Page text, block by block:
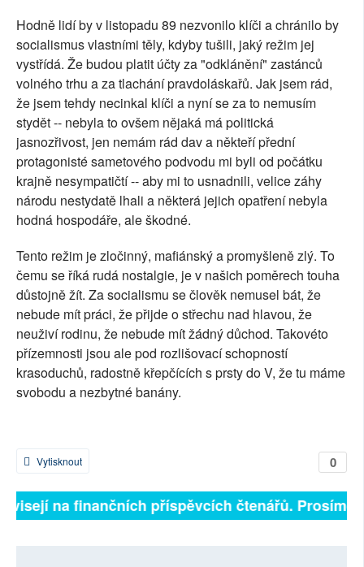
Hodně lidí by v listopadu 89 nezvonilo klíči a chránilo by
socialismus vlastními těly, kdyby tušili, jaký režim jej
vystřídá. Že budou platit účty za "odklánění" zastánců
volného trhu a za tlachání pravdoláskařů. Jak jsem rád,
že jsem tehdy necinkal klíči a nyní se za to nemusím
stydět -- nebyla to ovšem nějaká má politická
jasnozřivost, jen nemám rád dav a někteří přední
protagonisté sametového podvodu mi byli od počátku
krajně nesympatičtí -- aby mi to usnadnili, velice záhy
národu nestydatě lhali a některá jejich opatření nebyla
hodná hospodáře, ale škodné.
Tento režim je zločinný, mafiánský a promyšleně zlý. To
čemu se říká rudá nostalgie, je v našich poměrech touha
důstojně žít. Za socialismu se člověk nemusel bát, že
nebude mít práci, že přijde o střechu nad hlavou, že
neuživí rodinu, že nebude mít žádný důchod. Takovéto
přízemnosti jsou ale pod rozlišovací schopností
krasoduchů, radostně křepčících s prsty do V, že tu máme
svobodu a nezbytné banány.
0
Vytisknout
na finančních příspěvcích čtenářů. Prosíme,